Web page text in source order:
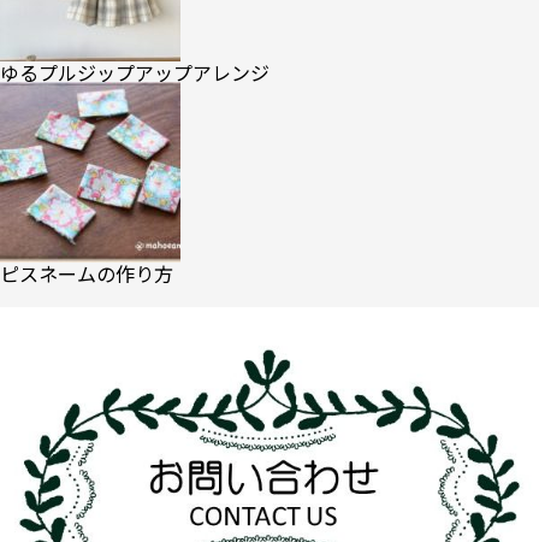
ゆるプルジップアップアレンジ
ピスネームの作り方